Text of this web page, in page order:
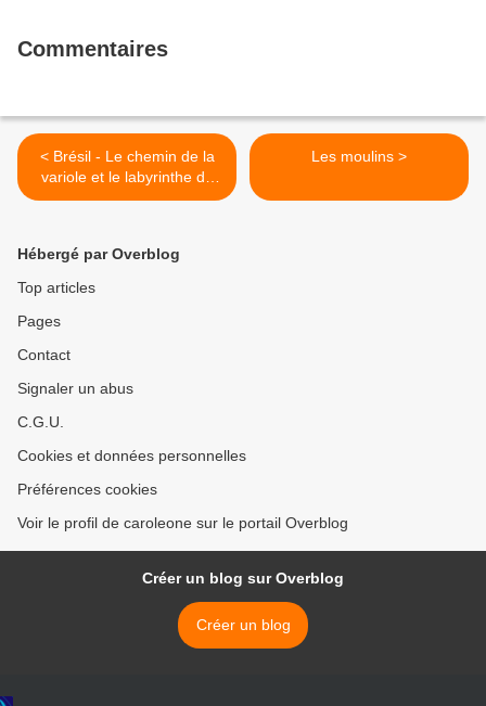
Commentaires
< Brésil - Le chemin de la
variole et le labyrinthe de
notre pandémie quotidienne
Les moulins >
Hébergé par Overblog
Top articles
Pages
Contact
Signaler un abus
C.G.U.
Cookies et données personnelles
Préférences cookies
Voir le profil de caroleone sur le portail Overblog
Créer un blog sur Overblog
Créer un blog